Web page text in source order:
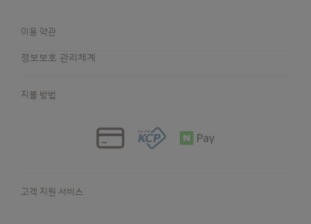
지불 방법
고객 지원 서비스
이용 약관
정보보호 관리체계